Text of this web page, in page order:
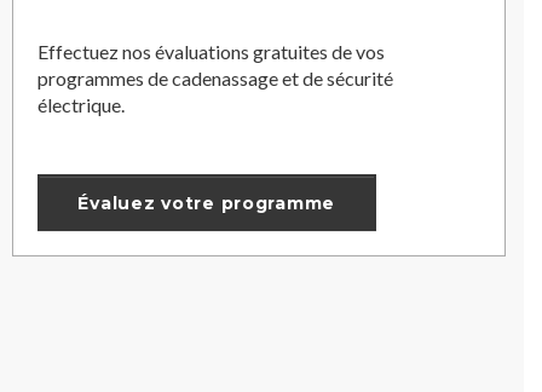
Effectuez nos évaluations gratuites de vos
programmes de cadenassage et de sécurité
électrique.
Évaluez votre programme